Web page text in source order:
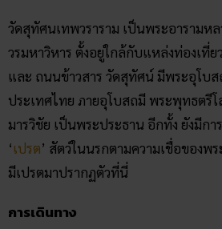
วัดสุทัศนเทพวราราม เป็นพระอารามห
วรมหาวิหาร ตั้งอยู่ใกล้กับแหล่งท่องเที่ย
และ ถนนข้าวสาร วัดสุทัศน์ มีพระอุโบ
ประเทศไทย ภายอุโบสถมี พระพุทธตรี
มารวิชัย เป็นพระประธาน อีกทั้ง ยังมีกา
‘เปรต’ สัตว์ในนรกตามความเชื่อของพ
มีเปรตมาปรากฏตัวที่นี่
การเดินทาง